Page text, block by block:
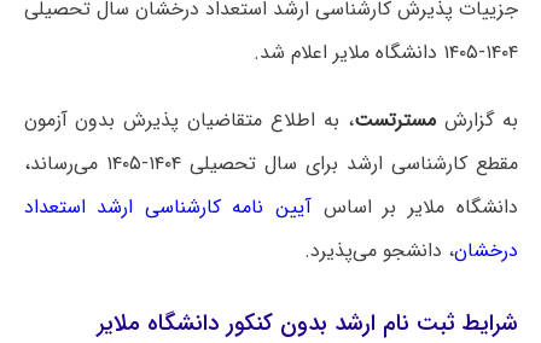
جزییات پذیرش کارشناسی ارشد استعداد درخشان سال تحصیلی
۱۴۰۴-۱۴۰۵ دانشگاه ملایر اعلام شد.
به گزارشمسترتست، به اطلاع متقاضیان پذیرش بدون آزمون
مقطع کارشناسی ارشد برای سال تحصیلی ۱۴۰۴-۱۴۰۵ می‌رساند،
دانشگاه ملایر بر اساس آیین نامه کارشناسی ارشد استعداد
درخشان، دانشجو می‌پذیرد.
شرایط ثبت نام ارشد بدون کنکور دانشگاه ملایر